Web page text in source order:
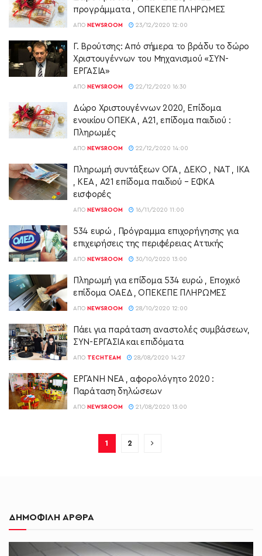
προγράμματα , ΟΠΕΚΕΠΕ ΠΛΗΡΩΜΕΣ
ΑΠΌ NEWSROOM 23/12/2020 12:00
Γ. Βρούτσης: Από σήμερα το βράδυ το δώρο
Χριστουγέννων του Μηχανισμού «ΣΥΝ-
ΕΡΓΑΣΙΑ»
ΑΠΌ NEWSROOM 22/12/2020 16:30
Δώρο Χριστουγέννων 2020, Επίδομα
ενοικίου ΟΠΕΚΑ , Α21, επίδομα παιδιού :
Πληρωμές
ΑΠΌ NEWSROOM 22/12/2020 14:00
Πληρωμή συντάξεων ΟΓΑ , ΔΕΚΟ , ΝΑΤ , ΙΚΑ
, ΚΕΑ , Α21 επίδομα παιδιού – ΕΦΚΑ
εισφορές
ΑΠΌ NEWSROOM 16/11/2020 11:00
534 ευρώ , Πρόγραμμα επιχορήγησης για
επιχειρήσεις της περιφέρειας Αττικής
ΑΠΌ NEWSROOM 30/10/2020 13:00
Πληρωμή για επίδομα 534 ευρώ , Εποχικό
επίδομα ΟΑΕΔ , ΟΠΕΚΕΠΕ ΠΛΗΡΩΜΕΣ
ΑΠΌ NEWSROOM 28/10/2020 12:00
Πάει για παράταση αναστολές συμβάσεων,
ΣΥΝ-ΕΡΓΑΣΙΑ και επιδόματα
ΑΠΌ TECHTEAM 28/08/2020 14:27
ΕΡΓΑΝΗ ΝΕΑ , αφορολόγητο 2020 :
Παράταση δηλώσεων
ΑΠΌ NEWSROOM 21/08/2020 13:00
1 2
ΔΗΜΟΦΙΛΗ ΑΡΘΡΑ